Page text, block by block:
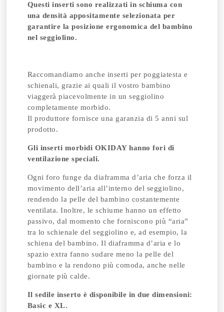
Questi inserti sono realizzati in schiuma con
una densità appositamente selezionata per
garantire la posizione ergonomica del bambino
nel seggiolino.
Raccomandiamo anche inserti per poggiatesta e
schienali, grazie ai quali il vostro bambino
viaggerà piacevolmente in un seggiolino
completamente morbido.
Il produttore fornisce una garanzia di 5 anni sul
prodotto.
Gli inserti morbidi OKIDAY hanno fori di
ventilazione speciali.
Ogni foro funge da diaframma d’aria che forza il
movimento dell’aria all’interno del seggiolino,
rendendo la pelle del bambino costantemente
ventilata. Inoltre, le schiume hanno un effetto
passivo, dal momento che forniscono più “aria”
tra lo schienale del seggiolino e, ad esempio, la
schiena del bambino. Il diaframma d’aria e lo
spazio extra fanno sudare meno la pelle del
bambino e la rendono più comoda, anche nelle
giornate più calde.
Il sedile inserto è disponibile in due dimensioni:
Basic e XL.